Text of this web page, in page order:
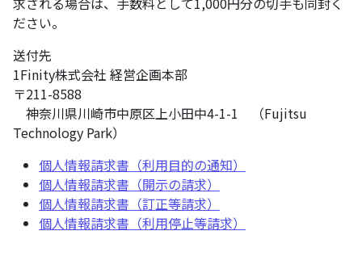
ださい。
送付先
1Finity株式会社 経営企画本部
〒211-8588
神奈川県川崎市中原区上小田中4-1-1 （Fujitsu
Technology Park）
個人情報請求書（利用目的の通知）
個人情報請求書（開示の請求）
個人情報請求書（訂正等請求）
個人情報請求書（利用停止等請求）